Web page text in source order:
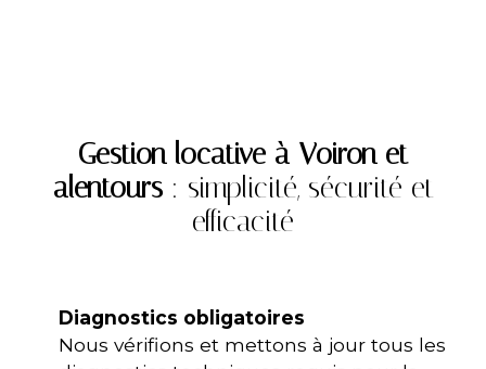
Gestion locative à Voiron et
alentours: simplicité, sécurité et
efficacité
Diagnostics obligatoires
Nous vérifions et mettons à jour tous les